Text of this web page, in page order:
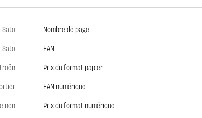
Sato
Sato
Nombre de page
EAN
Prix du format papier
EAN numérique
Prix du format numérique